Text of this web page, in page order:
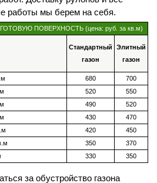
работы мы берем на себя.
ГОТОВУЮ ПОВЕРХНОСТЬ (цена: руб. за кв.м)
Стандартный
газон
Элитный
газон
680
700
520
550
490
520
430
470
420
450
350
370
330 350
за обустройство газона